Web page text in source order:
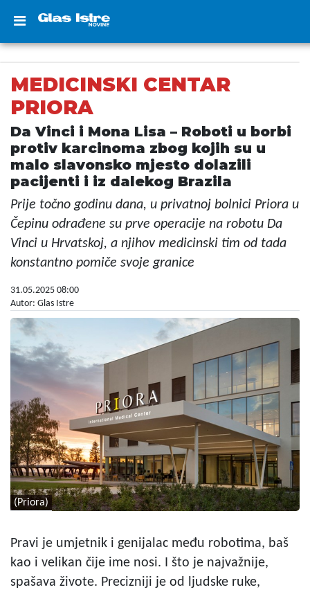
MEDICINSKI CENTAR
PRIORA
Da Vinci i Mona Lisa – Roboti u borbi
protiv karcinoma zbog kojih su u
malo slavonsko mjesto dolazili
pacijenti i iz dalekog Brazila
Prije točno godinu dana, u privatnoj bolnici Priora u
Čepinu odrađene su prve operacije na robotu Da
Vinci u Hrvatskoj, a njihov medicinski tim od tada
konstantno pomiče svoje granice
31.05.2025 08:00
Autor: Glas Istre
(Priora)
Pravi je umjetnik i genijalac među robotima, baš
kao i velikan čije ime nosi. I što je najvažnije,
spašava živote. Precizniji je od ljudske ruke,